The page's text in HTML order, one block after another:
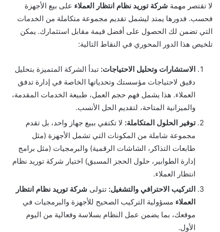
لا تقتصر مهمة شركة توريد نظام انتظار العملاء على بيع الأجهزة
فحسب. فدورها يمتد ليشمل تقديم مجموعة متكاملة من الخدمات
التي تضمن لك الحصول على أفضل قيمة مقابل استثمارك. يمكن
تلخيص هذا الدور المحوري في النقاط التالية:
الاستشارات وتحليل الاحتياجات: تبدأ الشركة المتميزة بتحليل
دقيق لاحتياجات مؤسستك وتحدياتها الخاصة في إدارة تدفق
العملاء. هذا يشمل فهم حجم العمل، طبيعة الخدمات المقدمة،
والميزانية المتاحة، لتقديم الحل الأنسب.
توفير الحلول المتكاملة: لا تكتفي ببيع جهاز واحد، بل تقدم
مجموعة شاملة من المكونات التي تشمل الأجهزة (مثل
طابعات التذاكر، الشاشات الرقمية) والبرمجيات (مثل برامج
إدارة الطوابير، حلول الحجز المسبق) اختيار شركة توريد نظام
انتظار العملاء.
التركيب الاحترافي والتشغيل: تتولى شركة توريد نظام انتظار
العملاء مسؤولية التركيب الصحيح للأجهزة والبرمجيات في
موقعك، بما يضمن عمل النظام بسلاسة وفعالية من اليوم
الأول.